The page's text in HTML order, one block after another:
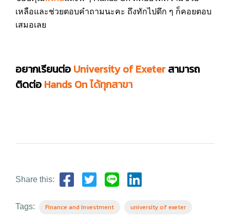
เหลือและช่วยตอบคำถามนะคะ ถึงทักไปดึก ๆ ก็คอยตอบ
เสมอเลย
อยากเรียนต่อ University of Exeter สามารถ
ติดต่อ Hands On ได้ทุกสาขา
Share this:
Tags: Finance and Investment university of exeter